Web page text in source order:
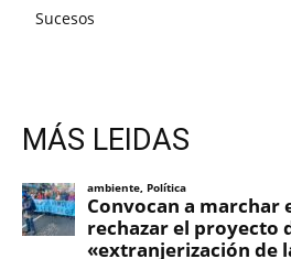
Sucesos
MÁS LEIDAS